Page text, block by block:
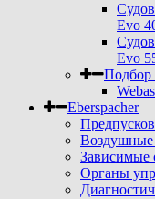
Evo
Evo
Подбор
Eberspacher
Воздушные
Зависимые
Органы